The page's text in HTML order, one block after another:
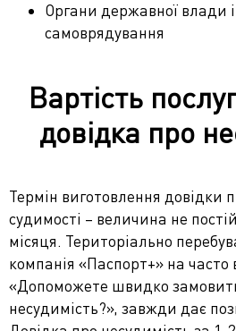
Органи державної влади і
самоврядування
Вартість
довідка про
Термін виготовлення довідки
судимості – величина не
місяця. Територіально
компанія «Паспорт+» на
«Допоможете швидко
несудимість?», завжди дає